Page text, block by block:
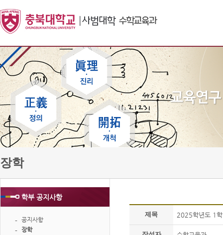
학부 공지사항
공지사항
장학
장학
제목 2025학년도 1학